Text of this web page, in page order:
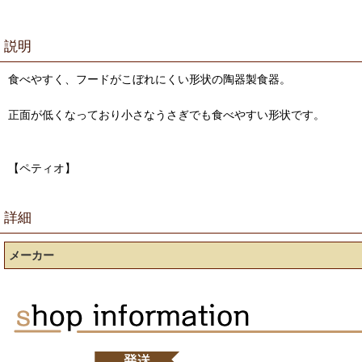
説明
食べやすく、フードがこぼれにくい形状の陶器製食器。
正面が低くなっており小さなうさぎでも食べやすい形状です。
【ペティオ】
詳細
メーカー